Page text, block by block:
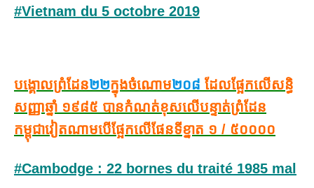
#Vietnam du 5 octobre 2019
បង្គោលព្រំដែន២២ក្នុងចំណោម២០៨ ដែលផ្អែកលើសន្ធិ
សញ្ញាឆ្នាំ ១៩៨៥ បានកំណត់ខុសលើបន្ទាត់ព្រំដែន
កម្ពុជាវៀតណាមបើផ្អែកលើផែនទីខ្នាត ១ / ៥០០០០
#Cambodge : 22 bornes du traité 1985 mal